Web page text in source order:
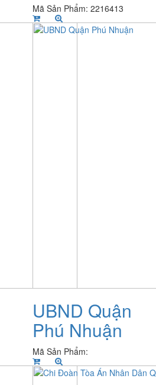
Mã Sản Phẩm: 2216413
UBND Quận
Phú Nhuận
Mã Sản Phẩm: